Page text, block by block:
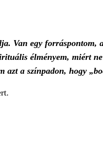
Van egy forráspontom,
élményem, miért
azt a színpadon, hogy